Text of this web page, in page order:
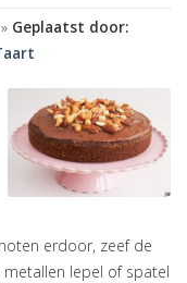
Geplaatst door:
erdoor, zeef de
lepel of spatel